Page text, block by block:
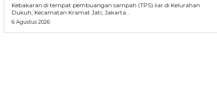
Kebakaran di tempat pembuangan sampah (TPS) liar di Kelurahan
Dukuh, Kecamatan Kramat Jati, Jakarta...
6 Agustus 2026